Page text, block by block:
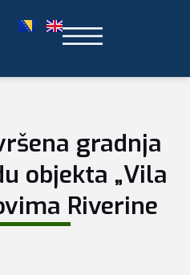
gradnja
objekta „Vila
Riverine